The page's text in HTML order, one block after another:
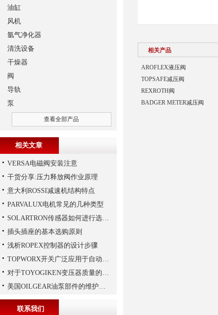
相关产品
AROFLEX液压阀
TOPSAFE减压阀
REXROTH阀
BADGER METER减压阀
油缸
风机
氩气净化器
清洗设备
干燥器
阀
导轨
泵
查看全部产品
相关文章
VERSA电磁阀安装注意
干货分享:压力释放阀作业原理
意大利ROSSI减速机结构特点
PARVALUX电机常见的几种类型
SOLARTRON传感器如何进行选择？
插头插座的基本选购原则
浅析ROPEX控制器的设计步骤
TOPWORX开关广泛应用于自动化控制领域
对于TOYOGIKEN变压器质量的好坏如何判断
美国OILGEAR油泵部件的维护和修理
联系我们